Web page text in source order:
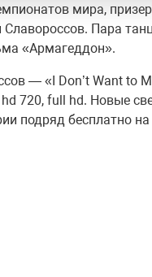
мира,
Пара
«Армагеддон».
— «I Don’t Want to
720, full hd. Новые
подряд бесплатно на